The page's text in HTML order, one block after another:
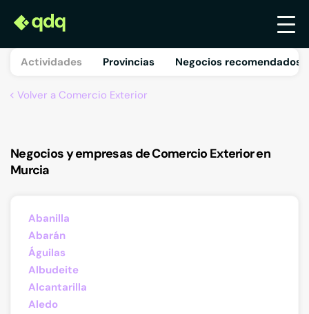
Actividades Provincias Negocios recomendados
Volver a Comercio Exterior
Negocios y empresas de Comercio Exterior en
Murcia
Abanilla
Abarán
Águilas
Albudeite
Alcantarilla
Aledo